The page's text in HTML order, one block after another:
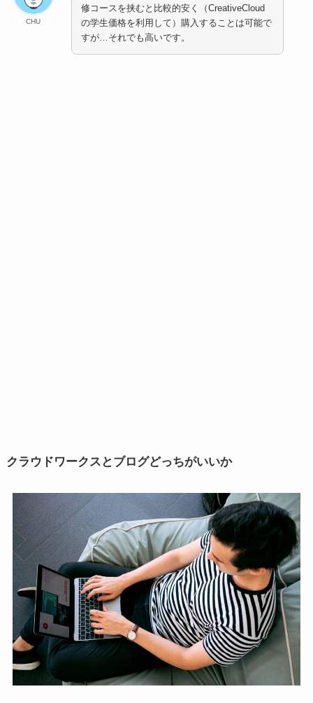
CHU
修コースを挟むと比較的安く（CreativeCloud
の学生価格を利用して）購入することは可能で
すが…それでも高いです。
クラウドワークスとブログどっちがいいか